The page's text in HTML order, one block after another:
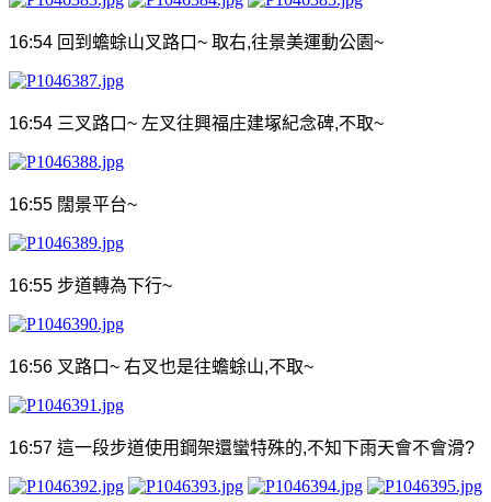
16:54 回到蟾蜍山叉路口~ 取右,往景美運動公園~
16:54 三叉路口~ 左叉往興福庄建塚紀念碑,不取~
16:55 闊景平台~
16:55 步道轉為下行~
16:56 叉路口~ 右叉也是往蟾蜍山,不取~
16:57 這一段步道使用鋼架還蠻特殊的,不知下雨天會不會滑?